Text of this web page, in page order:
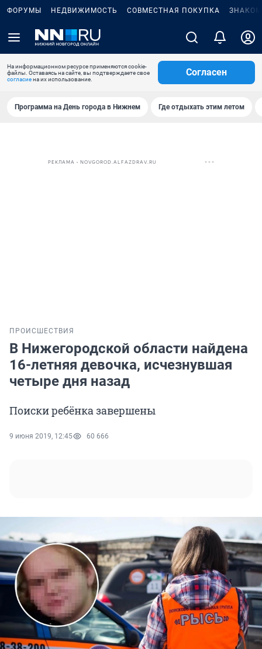
ФОРУМЫ НЕДВИЖИМОСТЬ СОВМЕСТНАЯ ПОКУПКА
На информационном ресурсе применяются cookie-
файлы. Оставаясь на сайте, вы подтверждаете свое
согласиена их использование.
Согласен
Программа на День города в Нижнем Где отдыхать этим летом
РЕКЛАМА • NOVGOROD.ALFAZDRAV.RU
ПРОИСШЕСТВИЯ
В Нижегородской области найдена
16-летняя девочка, исчезнувшая
четыре дня назад
Поиски ребёнка завершены
9 июня 2019, 12:45 60 666